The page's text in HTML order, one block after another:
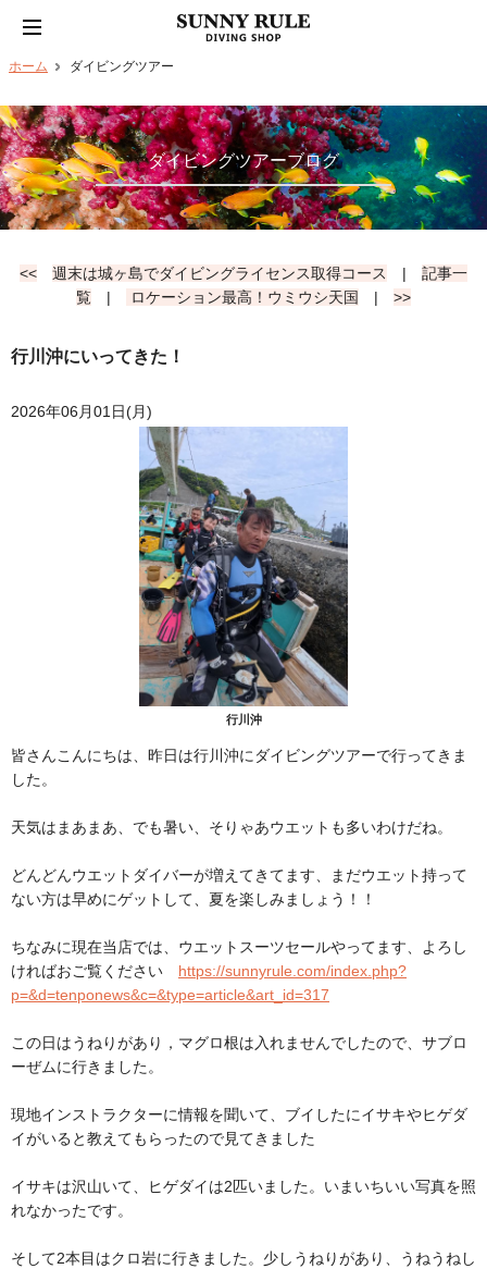
ホーム ダイビングツアー
ダイビングツアーブログ
<< 週末は城ヶ島でダイビングライセンス取得コース | 記事一
覧 | ロケーション最高！ウミウシ天国 | >>
行川沖にいってきた！
2026年06月01日(月)
行川沖
皆さんこんにちは、昨日は行川沖にダイビングツアーで行ってきま
した。
天気はまあまあ、でも暑い、そりゃあウエットも多いわけだね。
どんどんウエットダイバーが増えてきてます、まだウエット持って
ない方は早めにゲットして、夏を楽しみましょう！！
ちなみに現在当店では、ウエットスーツセールやってます、よろし
ければおご覧ください https://sunnyrule.com/index.php?
p=&d=tenponews&c=&type=article&art_id=317
この日はうねりがあり，マグロ根は入れませんでしたので、サブロ
ーぜムに行きました。
現地インストラクターに情報を聞いて、ブイしたにイサキやヒゲダ
イがいると教えてもらったので見てきました
イサキは沢山いて、ヒゲダイは2匹いました。いまいちいい写真を照
れなかったです。
そして2本目はクロ岩に行きました。少しうねりがあり、うねうねし